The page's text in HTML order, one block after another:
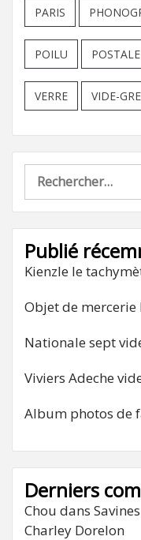
PARIS
POILU POSTALE
VERRE VIDE-
Rechercher :
Publié
Kienzle le
Objet de
Nationale sept
Viviers Adeche
Album photos de
Derniers
Chou dans
Charley Dorelon